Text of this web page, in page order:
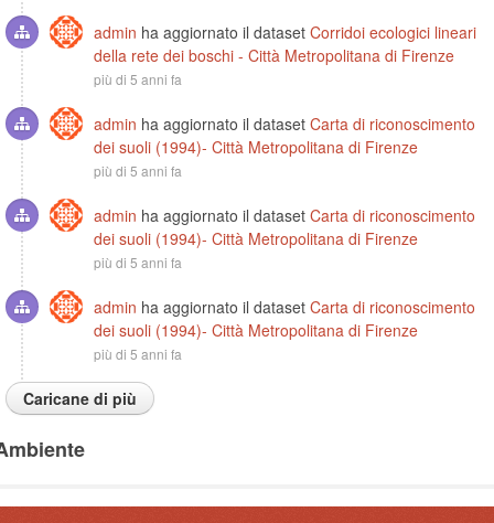
admin ha aggiornato il dataset Corridoi ecologici lineari
della rete dei boschi - Città Metropolitana di Firenze
più di 5 anni fa
admin ha aggiornato il dataset Carta di riconoscimento
dei suoli (1994)- Città Metropolitana di Firenze
più di 5 anni fa
admin ha aggiornato il dataset Carta di riconoscimento
dei suoli (1994)- Città Metropolitana di Firenze
più di 5 anni fa
admin ha aggiornato il dataset Carta di riconoscimento
dei suoli (1994)- Città Metropolitana di Firenze
più di 5 anni fa
Caricane di più